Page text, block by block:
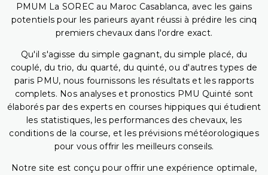
PMUM La SOREC au Maroc Casablanca, avec les gains
potentiels pour les parieurs ayant réussi à prédire les cinq
premiers chevaux dans l'ordre exact.
Qu'il s'agisse du simple gagnant, du simple placé, du
couplé, du trio, du quarté, du quinté, ou d'autres types de
paris PMU, nous fournissons les résultats et les rapports
complets. Nos analyses et pronostics PMU Quinté sont
élaborés par des experts en courses hippiques qui étudient
les statistiques, les performances des chevaux, les
conditions de la course, et les prévisions météorologiques
pour vous offrir les meilleurs conseils.
Notre site est conçu pour offrir une expérience optimale,